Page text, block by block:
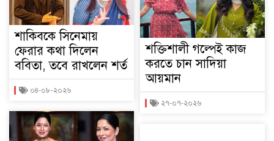
শাকিবকে সিনেমায়
ফেরার কথা দিলেন
ববিতা, তবে রাখলেন শর্ত
০৪-০৮-২০২৬
শক্তিশালী গল্পেই কাজ
করতে চান সাদিয়া
আয়মান
২৭-০৭-২০২৬